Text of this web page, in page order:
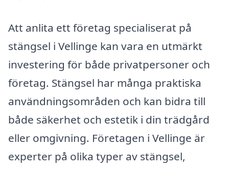
Att anlita ett företag specialiserat på
stängsel i Vellinge kan vara en utmärkt
investering för både privatpersoner och
företag. Stängsel har många praktiska
användningsområden och kan bidra till
både säkerhet och estetik i din trädgård
eller omgivning. Företagen i Vellinge är
experter på olika typer av stängsel,